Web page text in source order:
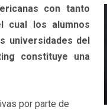
con tanto
cual los alumnos
universidades del
constituye una
por parte de